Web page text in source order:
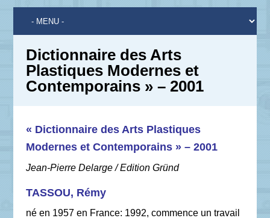
Dictionnaire des Arts
Plastiques Modernes et
Contemporains » – 2001
« Dictionnaire des Arts Plastiques
Modernes et Contemporains » – 2001
Jean-Pierre Delarge / Edition Gründ
TASSOU, Rémy
né en 1957 en France: 1992, commence un travail